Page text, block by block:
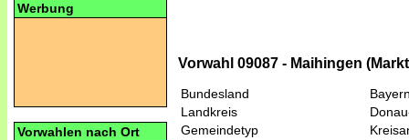
Werbung
Vorwahlen nach Ort
Vorwahl 09087 - Maihingen
Bundesland
Landkreis
Gemeindetyp